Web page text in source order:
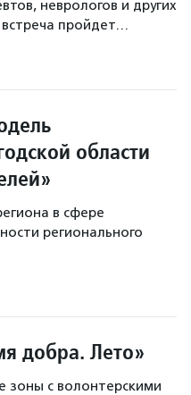
неврологов и других
встреча пройдет…
области
в сфере
регионального
добра. Лето»
зоны с волонтерскими